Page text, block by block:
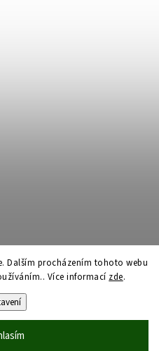
Dalším procházením tohoto webu
Více informací zde.
. Všechna práva vyhrazena.